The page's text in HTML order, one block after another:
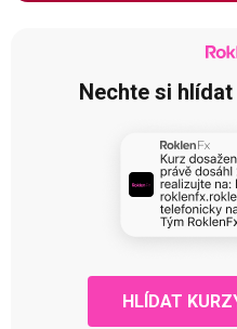
Nechte si
HLÍDAT